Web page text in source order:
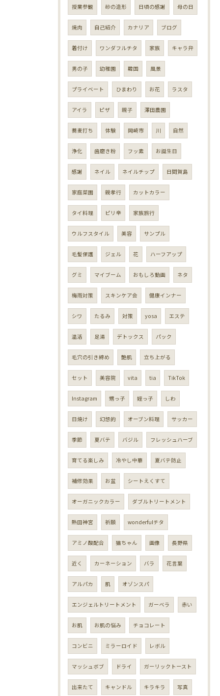
授業参観 砂の造形 日頃の感謝 母の日
焼肉 自己紹介 カナリア ブログ
着付け ワンダフルチタ 家族 キャラ弁
男の子 幼稚園 韓国 風景
プライベート ひまわり お花 ラスタ
アイラ ピザ 親子 澤田農園
蕎麦打ち 体験 岡崎市 川 自然
浄化 歯磨き粉 フッ素 お誕生日
感謝 ネイル ネイルチップ 日間賀島
家庭菜園 親孝行 カットカラー
タイ料理 ピリ辛 家族旅行
ウルフスタイル 美容 サンプル
毛髪保護 ジェル 花 ハーフアップ
グミ マイブーム おもしろ動画 ネタ
梅雨対策 スキンケア会 健康インナー
シワ たるみ 対策 yosa エステ
温活 足湯 デトックス パック
毛穴の引き締め 艶肌 立ち上がる
セット 美容院 vita tia TikTok
Instagram 甥っ子 姪っ子 しわ
日焼け 幻想的 オーブン料理 サッカー
季節 夏バテ バジル フレッシュハーブ
育てる楽しみ 冷やし中華 夏バテ防止
補修効果 お盆 シートえくすて
オーガニックカラー ダブルトリートメント
熱田神宮 祈願 wonderfulチタ
アミノ酸配合 猫ちゃん 画像 長野県
近く カーネーション バラ 花言葉
アルパカ 肌 オゾンスパ
エンジェルトリートメント ガーベラ 赤い
お肌 お肌の悩み チョコレート
コンビニ ミラーロイド レボル
マッシュボブ ドライ ガーリックトースト
出来たて キャンドル キラキラ 写真